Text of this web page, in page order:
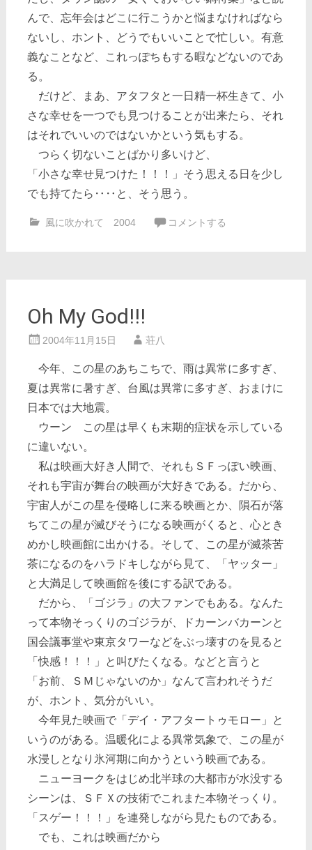
んで、忘年会はどこに行こうかと悩まなければなら
ないし、ホント、どうでもいいことで忙しい。有意
義なことなど、これっぽちもする暇などないのであ
る。
だけど、まあ、アタフタと一日精一杯生きて、小
さな幸せを一つでも見つけることが出来たら、それ
はそれでいいのではないかという気もする。
つらく切ないことばかり多いけど、
「小さな幸せ見つけた！！！」そう思える日を少し
でも持てたら‥‥と、そう思う。
風に吹かれて 2004 コメントする
Oh My God!!!
2004年11月15日 荘八
今年、この星のあちこちで、雨は異常に多すぎ、
夏は異常に暑すぎ、台風は異常に多すぎ、おまけに
日本では大地震。
ウーン この星は早くも末期的症状を示している
に違いない。
私は映画大好き人間で、それもＳＦっぽい映画、
それも宇宙が舞台の映画が大好きである。だから、
宇宙人がこの星を侵略しに来る映画とか、隕石が落
ちてこの星が滅びそうになる映画がくると、心とき
めかし映画館に出かける。そして、この星が滅茶苦
茶になるのをハラドキしながら見て、「ヤッター」
と大満足して映画館を後にする訳である。
だから、「ゴジラ」の大ファンでもある。なんた
って本物そっくりのゴジラが、ドカーンバカーンと
国会議事堂や東京タワーなどをぶっ壊すのを見ると
「快感！！！」と叫びたくなる。などと言うと
「お前、ＳＭじゃないのか」なんて言われそうだ
が、ホント、気分がいい。
今年見た映画で「デイ・アフタートゥモロー」と
いうのがある。温暖化による異常気象で、この星が
水浸しとなり氷河期に向かうという映画である。
ニューヨークをはじめ北半球の大都市が水没する
シーンは、ＳＦＸの技術でこれまた本物そっくり。
「スゲー！！！」を連発しながら見たものである。
でも、これは映画だから